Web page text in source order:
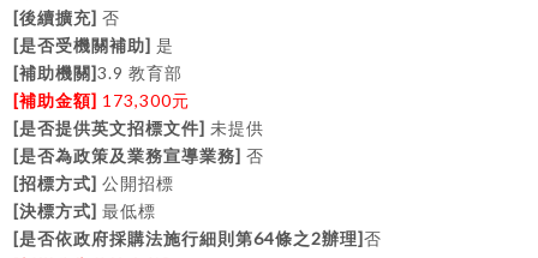
[後續擴充] 否
[是否受機關補助] 是
[補助機關]3.9教育部
[補助金額] 173,300元
[是否提供英文招標文件] 未提供
[是否為政策及業務宣導業務] 否
[招標方式] 公開招標
[決標方式] 最低標
[是否依政府採購法施行細則第64條之2辦理]否